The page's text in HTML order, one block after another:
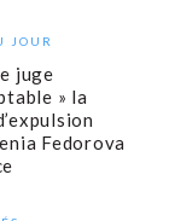
JOUR
juge
» la
Fedorova